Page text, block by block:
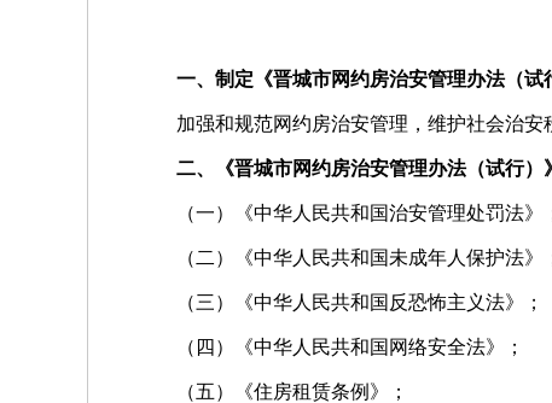
一、制定《晋城市网约房治安管理办法（试
加强和规范网约房治安管理，维护社会治
二、《晋城市网约房治安管理办法（试行）
（一）《中华人民共和国治安管理处罚法》
（二）《中华人民共和国未成年人保护法》
（三）《中华人民共和国反恐怖主义法》；
（四）《中华人民共和国网络安全法》；
（五）《住房租赁条例》；